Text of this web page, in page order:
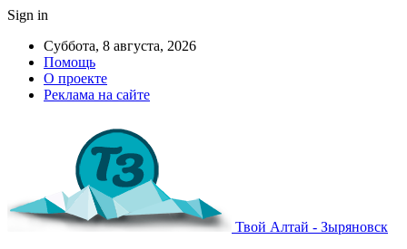
Sign in
Суббота, 8 августа, 2026
Помощь
О проекте
Реклама на сайте
Твой Алтай - Зыряновск